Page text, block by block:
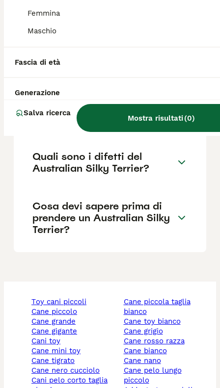
Femmina
Maschio
Fascia di età
Generazione
Salva ricerca
Mostra risultati(0)
base a fattori come il pedigree, la
Quanto dura la vita di un
Australian Silky Terrier?
Qual è il carattere del
Australian Silky Terrier?
Quali sono i difetti del
Australian Silky Terrier?
Cosa devi sapere prima di
prendere un Australian Silky
Terrier?
toy cani piccoli
cane piccolo
cane grande
cane gigante
cani toy
cane mini toy
cane tigrato
cane nero cucciolo
cani pelo corto taglia
cane piccola taglia
bianco
cane toy bianco
cane grigio
cane rosso razza
cane bianco
cane nano
cane pelo lungo
piccolo